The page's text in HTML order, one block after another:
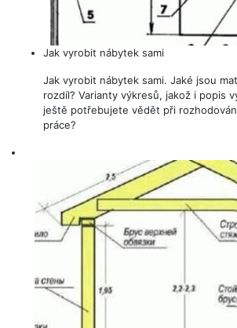
Jak vyrobit nábytek sami
Jak vyrobit nábytek sami. Jaké jsou
rozdíl? Varianty výkresů, jakož i popis
ještě potřebujete vědět při
práce?